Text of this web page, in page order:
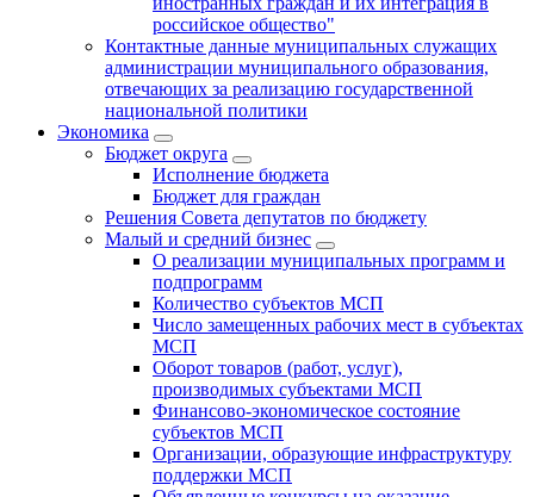
российское общество"
Контактные данные муниципальных служащих
администрации муниципального образования,
отвечающих за реализацию государственной
национальной политики
Экономика
Бюджет округa
Исполнение бюджета
Бюджет для граждан
Решения Совета депутатов по бюджету
Малый и средний бизнес
О реализации муниципальных программ и
подпрограмм
Количество субъектов МСП
Число замещенных рабочих мест в субъектах
МСП
Оборот товаров (работ, услуг),
производимых субъектами МСП
Финансово-экономическое состояние
субъектов МСП
Организации, образующие инфраструктуру
поддержки МСП